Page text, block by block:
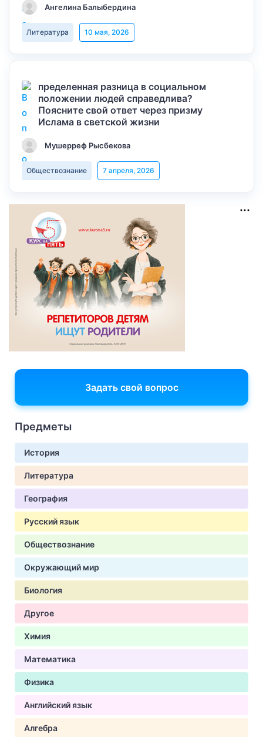
Ангелина Балыбердина
Литература 10 мая, 2026
пределенная разница в социальном
положении людей справедлива?
Поясните свой ответ через призму
Ислама в светской жизни
Мушерреф Рысбекова
Обществознание 7 апреля, 2026
Задать свой вопрос
Предметы
История
Литература
География
Русский язык
Обществознание
Окружающий мир
Биология
Другое
Химия
Математика
Физика
Английский язык
Алгебра